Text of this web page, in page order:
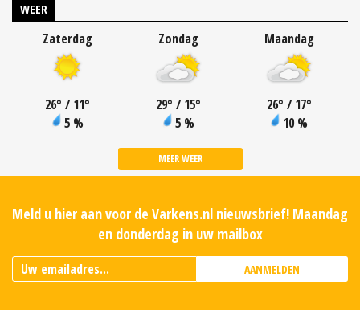
WEER
Zaterdag
26° / 11°
5 %
Zondag
29° / 15°
5 %
Maandag
26° / 17°
10 %
MEER WEER
Meld u hier aan voor de Varkens.nl nieuwsbrief! Maandag
en donderdag in uw mailbox
AANMELDEN